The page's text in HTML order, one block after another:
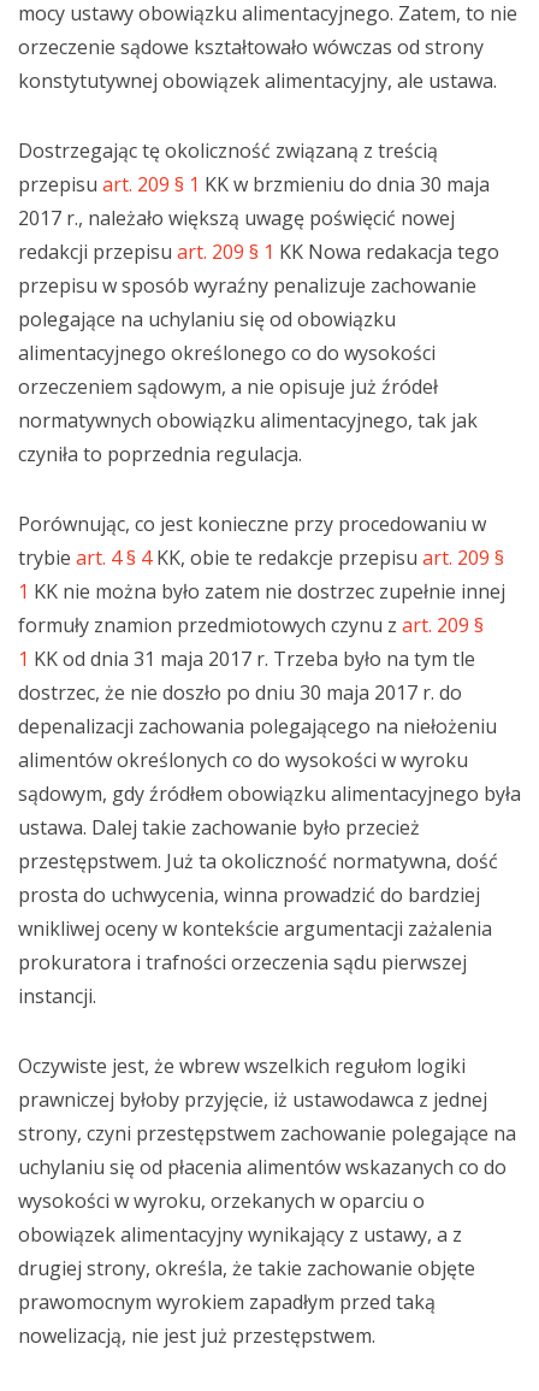
mocy ustawy obowiązku alimentacyjnego. Zatem, to nie
orzeczenie sądowe kształtowało wówczas od strony
konstytutywnej obowiązek alimentacyjny, ale ustawa.
Dostrzegając tę okoliczność związaną z treścią
przepisu art. 209 § 1 KK w brzmieniu do dnia 30 maja
2017 r., należało większą uwagę poświęcić nowej
redakcji przepisu art. 209 § 1 KK Nowa redakacja tego
przepisu w sposób wyraźny penalizuje zachowanie
polegające na uchylaniu się od obowiązku
alimentacyjnego określonego co do wysokości
orzeczeniem sądowym, a nie opisuje już źródeł
normatywnych obowiązku alimentacyjnego, tak jak
czyniła to poprzednia regulacja.
Porównując, co jest konieczne przy procedowaniu w
trybie art. 4 § 4KK, obie te redakcje przepisu art. 209 §
1 KK nie można było zatem nie dostrzec zupełnie innej
formuły znamion przedmiotowych czynu z art. 209 §
1 KK od dnia 31 maja 2017 r. Trzeba było na tym tle
dostrzec, że nie doszło po dniu 30 maja 2017 r. do
depenalizacji zachowania polegającego na niełożeniu
alimentów określonych co do wysokości w wyroku
sądowym, gdy źródłem obowiązku alimentacyjnego była
ustawa. Dalej takie zachowanie było przecież
przestępstwem. Już ta okoliczność normatywna, dość
prosta do uchwycenia, winna prowadzić do bardziej
wnikliwej oceny w kontekście argumentacji zażalenia
prokuratora i trafności orzeczenia sądu pierwszej
instancji.
Oczywiste jest, że wbrew wszelkich regułom logiki
prawniczej byłoby przyjęcie, iż ustawodawca z jednej
strony, czyni przestępstwem zachowanie polegające na
uchylaniu się od płacenia alimentów wskazanych co do
wysokości w wyroku, orzekanych w oparciu o
obowiązek alimentacyjny wynikający z ustawy, a z
drugiej strony, określa, że takie zachowanie objęte
prawomocnym wyrokiem zapadłym przed taką
nowelizacją, nie jest już przestępstwem.